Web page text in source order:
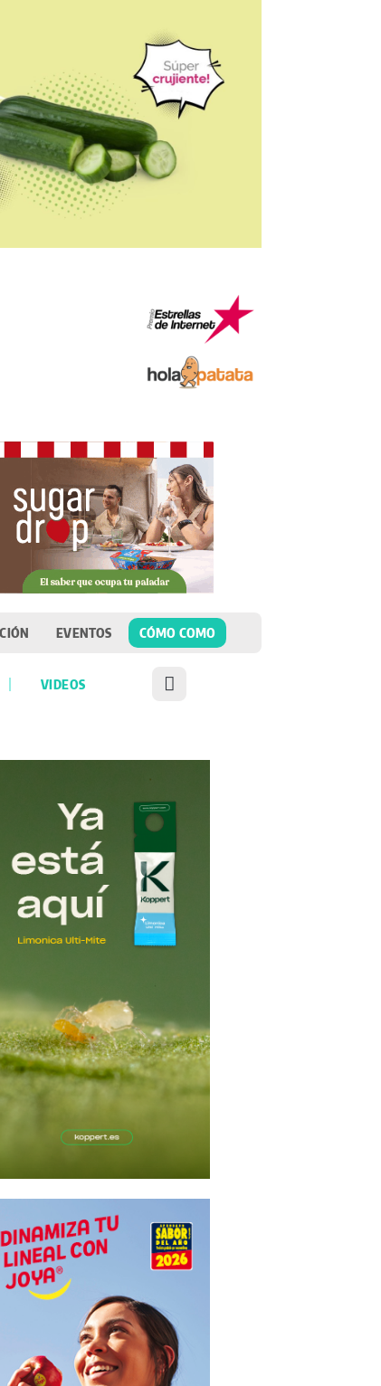
EVENTOS CÓMO COMO
VIDEOS